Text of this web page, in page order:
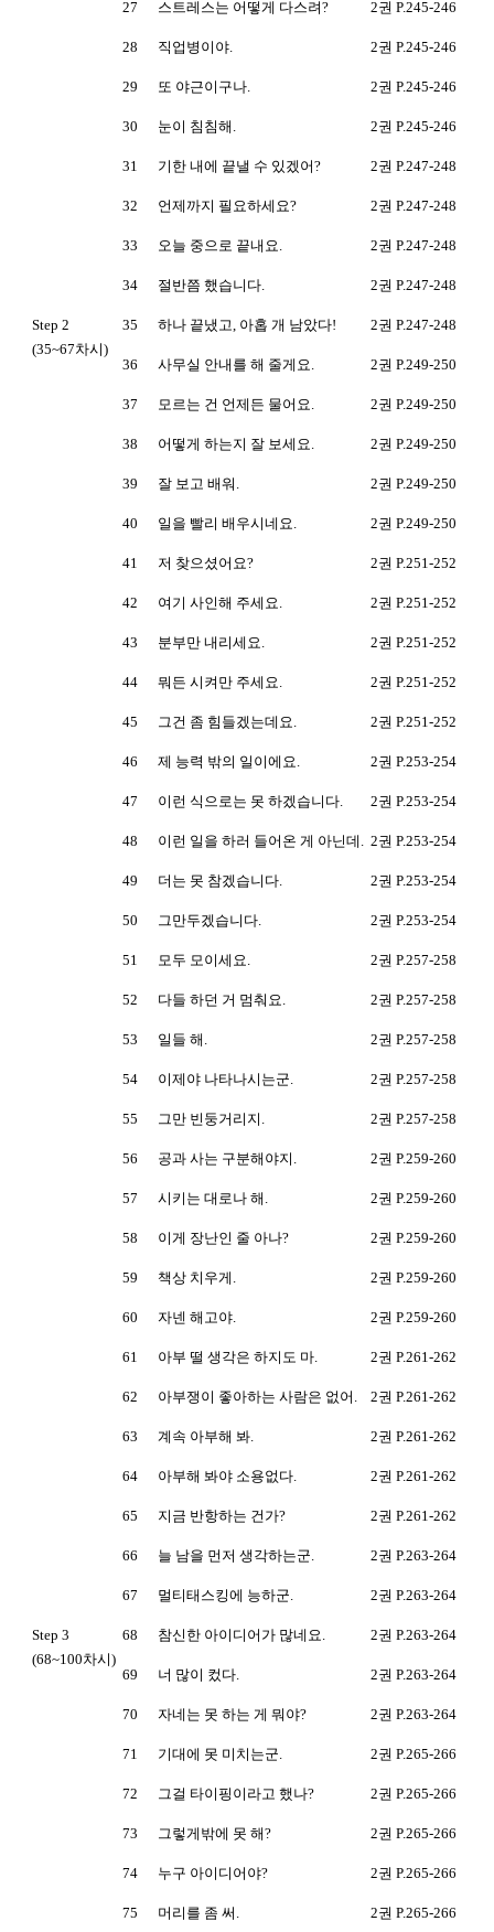
27 스트레스는 어떻게 다스려? 2권 P.245-246
28 직업병이야. 2권 P.245-246
29 또 야근이구나. 2권 P.245-246
30 눈이 침침해. 2권 P.245-246
31 기한 내에 끝낼 수 있겠어? 2권 P.247-248
32 언제까지 필요하세요? 2권 P.247-248
33 오늘 중으로 끝내요. 2권 P.247-248
34 절반쯤 했습니다. 2권 P.247-248
Step 2
(35~67차시)
35 하나 끝냈고, 아홉 개 남았다! 2권 P.247-248
36 사무실 안내를 해 줄게요. 2권 P.249-250
37 모르는 건 언제든 물어요. 2권 P.249-250
38 어떻게 하는지 잘 보세요. 2권 P.249-250
39 잘 보고 배워. 2권 P.249-250
40 일을 빨리 배우시네요. 2권 P.249-250
41 저 찾으셨어요? 2권 P.251-252
42 여기 사인해 주세요. 2권 P.251-252
43 분부만 내리세요. 2권 P.251-252
44 뭐든 시켜만 주세요. 2권 P.251-252
45 그건 좀 힘들겠는데요. 2권 P.251-252
46 제 능력 밖의 일이에요. 2권 P.253-254
47 이런 식으로는 못 하겠습니다. 2권 P.253-254
48 이런 일을 하러 들어온 게 아닌데. 2권 P.253-254
49 더는 못 참겠습니다. 2권 P.253-254
50 그만두겠습니다. 2권 P.253-254
51 모두 모이세요. 2권 P.257-258
52 다들 하던 거 멈춰요. 2권 P.257-258
53 일들 해. 2권 P.257-258
54 이제야 나타나시는군. 2권 P.257-258
55 그만 빈둥거리지. 2권 P.257-258
56 공과 사는 구분해야지. 2권 P.259-260
57 시키는 대로나 해. 2권 P.259-260
58 이게 장난인 줄 아나? 2권 P.259-260
59 책상 치우게. 2권 P.259-260
60 자넨 해고야. 2권 P.259-260
61 아부 떨 생각은 하지도 마. 2권 P.261-262
62 아부쟁이 좋아하는 사람은 없어. 2권 P.261-262
63 계속 아부해 봐. 2권 P.261-262
64 아부해 봐야 소용없다. 2권 P.261-262
65 지금 반항하는 건가? 2권 P.261-262
66 늘 남을 먼저 생각하는군. 2권 P.263-264
67 멀티태스킹에 능하군. 2권 P.263-264
Step 3
(68~100차시)
68 참신한 아이디어가 많네요. 2권 P.263-264
69 너 많이 컸다. 2권 P.263-264
70 자네는 못 하는 게 뭐야? 2권 P.263-264
71 기대에 못 미치는군. 2권 P.265-266
72 그걸 타이핑이라고 했나? 2권 P.265-266
73 그렇게밖에 못 해? 2권 P.265-266
74 누구 아이디어야? 2권 P.265-266
75 머리를 좀 써. 2권 P.265-266